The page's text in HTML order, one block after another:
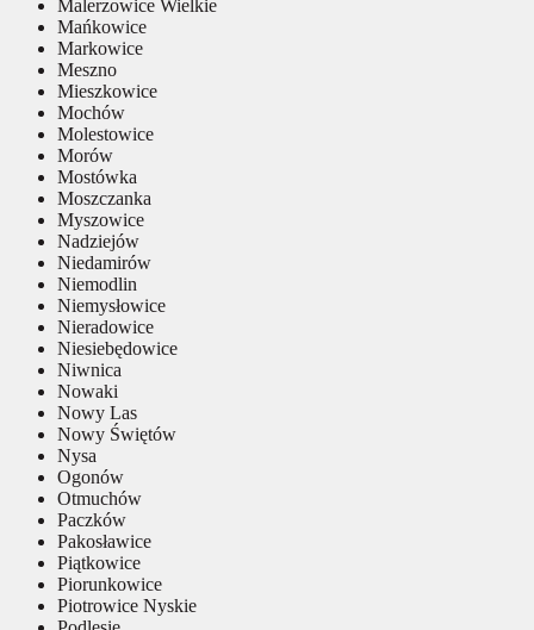
Malerzowice Wielkie
Mańkowice
Markowice
Meszno
Mieszkowice
Mochów
Molestowice
Morów
Mostówka
Moszczanka
Myszowice
Nadziejów
Niedamirów
Niemodlin
Niemysłowice
Nieradowice
Niesiebędowice
Niwnica
Nowaki
Nowy Las
Nowy Świętów
Nysa
Ogonów
Otmuchów
Paczków
Pakosławice
Piątkowice
Piorunkowice
Piotrowice Nyskie